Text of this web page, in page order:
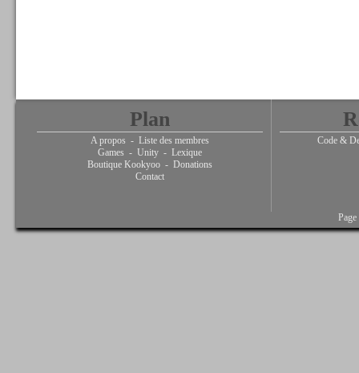
Plan
A propos - Liste des membres
Games - Unity - Lexique
Boutique Kookyoo - Donations
Contact
Code &